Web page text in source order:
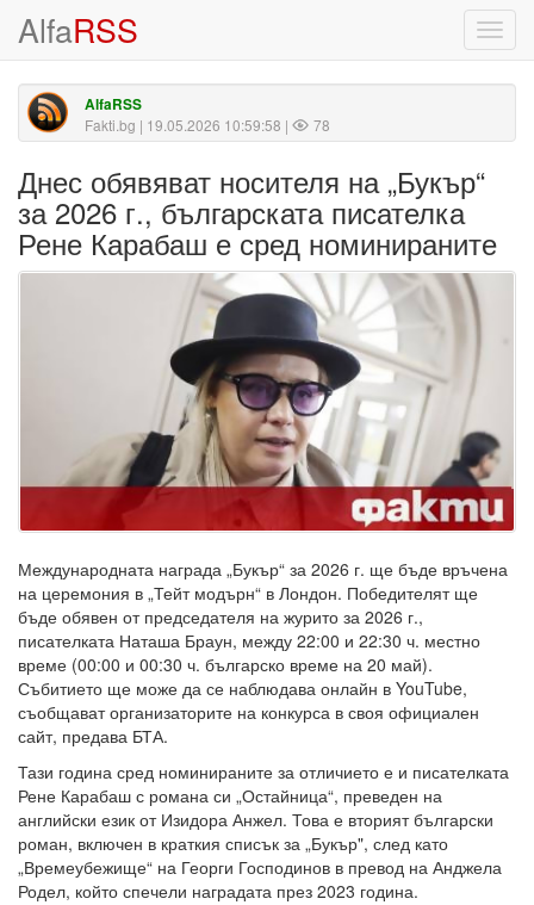
AlfaRSS
AlfaRSS
Fakti.bg | 19.05.2026 10:59:58 | 78
Днес обявяват носителя на „Букър“
за 2026 г., българската писателка
Рене Карабаш е сред номинираните
Международната награда „Букър“ за 2026 г. ще бъде връчена
на церемония в „Тейт модърн“ в Лондон. Победителят ще
бъде обявен от председателя на журито за 2026 г.,
писателката Наташа Браун, между 22:00 и 22:30 ч. местно
време (00:00 и 00:30 ч. българско време на 20 май).
Събитието ще може да се наблюдава онлайн в YouTube,
съобщават организаторите на конкурса в своя официален
сайт, предава БТА.
Тази година сред номинираните за отличието е и писателката
Рене Карабаш с романа си „Остайница“, преведен на
английски език от Изидора Анжел. Това е вторият български
роман, включен в краткия списък за „Букър", след като
„Времеубежище“ на Георги Господинов в превод на Анджела
Родел, който спечели наградата през 2023 година.